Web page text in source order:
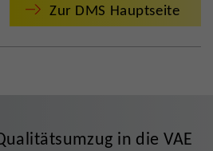
Zur DMS Hauptseite
in die VAE